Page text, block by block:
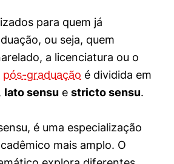
para quem já
ou seja, quem
a licenciatura ou o
pós-graduação é dividida em
lato sensu e stricto sensu.
é uma especialização
mais amplo. O